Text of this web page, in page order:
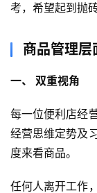
考，希望起到抛
商品管理层
一、 双重视角
每一位便利店经
经营思维定势及
度来看商品。
任何人离开工作